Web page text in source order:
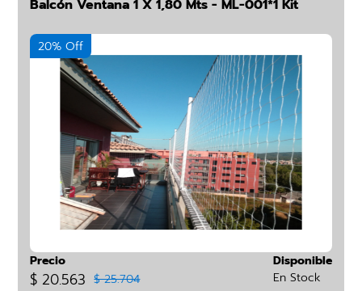
Balcón Ventana 1 X 1,80 Mts - ML-001*1 Kit
20% Off
Precio
$ 20.563 $ 25.704
Disponible
En Stock